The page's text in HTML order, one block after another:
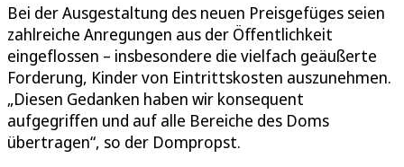
Bei der Ausgestaltung des neuen Preisgefüges seien
zahlreiche Anregungen aus der Öffentlichkeit
eingeflossen – insbesondere die vielfach geäußerte
Forderung, Kinder von Eintrittskosten auszunehmen.
„Diesen Gedanken haben wir konsequent
aufgegriffen und auf alle Bereiche des Doms
übertragen“, so der Dompropst.